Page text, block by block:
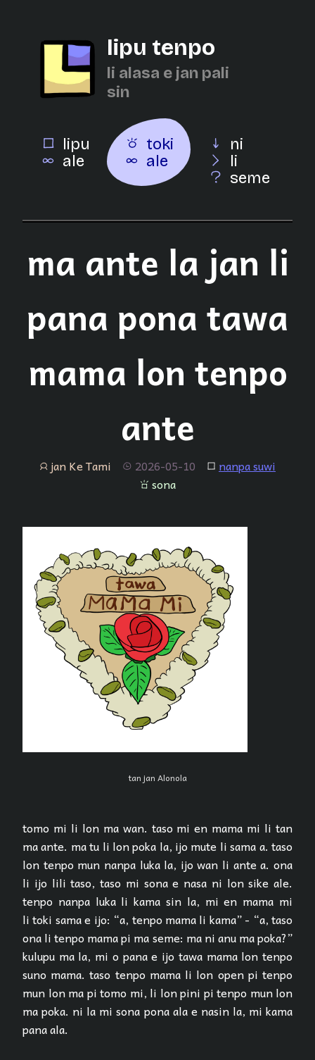
lipu tenpo
li alasa e jan pali
sin
lipu
ale
toki
ale
ni
li
seme
ma ante la jan li
pana pona tawa
mama lon tenpo
ante
jan jan Ke Tami tenpo 2026-05-10 lipu nanpa suwi
sona sona
tan jan Alonola
tomo mi li lon ma wan. taso mi en mama mi li tan
ma ante. ma tu li lon poka la, ijo mute li sama a. taso
lon tenpo mun nanpa luka la, ijo wan li ante a. ona
li ijo lili taso, taso mi sona e nasa ni lon sike ale.
tenpo nanpa luka li kama sin la, mi en mama mi
li toki sama e ijo: “a, tenpo mama li kama” - “a, taso
ona li tenpo mama pi ma seme: ma ni anu ma poka?”
kulupu ma la, mi o pana e ijo tawa mama lon tenpo
suno mama. taso tenpo mama li lon open pi tenpo
mun lon ma pi tomo mi, li lon pini pi tenpo mun lon
ma poka. ni la mi sona pona ala e nasin la, mi kama
pana ala.